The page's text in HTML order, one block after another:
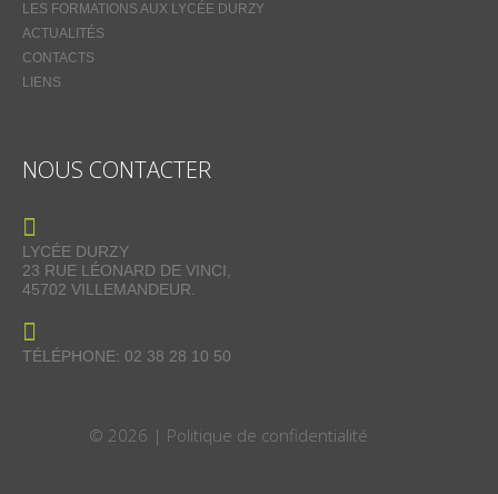
LES FORMATIONS AUX LYCÉE DURZY
ACTUALITÉS
CONTACTS
LIENS
NOUS CONTACTER
LYCÉE DURZY
23 RUE LÉONARD DE VINCI,
45702 VILLEMANDEUR.
TÉLÉPHONE: 02 38 28 10 50
© 2026 | Politique de confidentialité